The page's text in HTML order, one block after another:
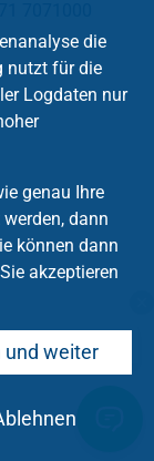
7071000
die
nutzt für die
Logdaten nur
genau Ihre
dann
können dann
akzeptieren
weiter